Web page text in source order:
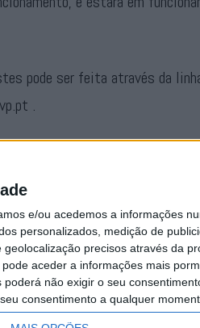
e/ou acedemos a informações
personalizados, medição de
precisos através da
aceder a informações mais
não exigir o seu
consentimento a qualquer
pode ser feita através da
.
desde o primeiro